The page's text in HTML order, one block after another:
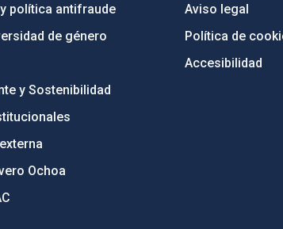
política antifraude
de género
y Sostenibilidad
Ochoa
Aviso legal
Política de
Accesibilidad